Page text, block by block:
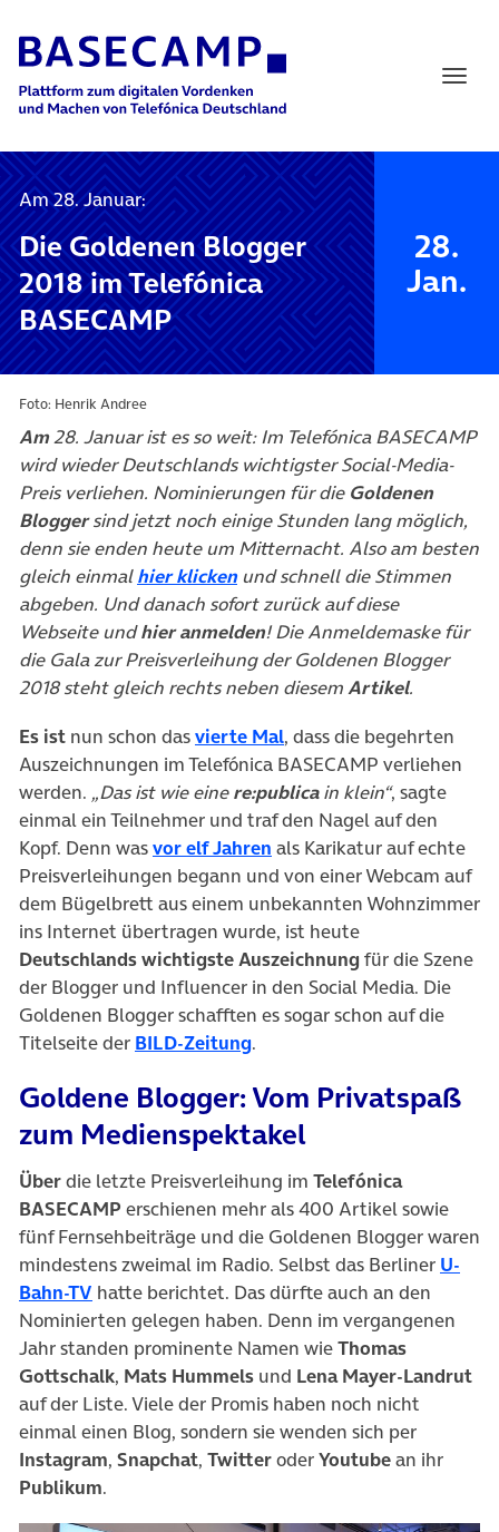
Main Navigation
Am 28. Januar:
Die Goldenen Blogger
2018 im Telefónica
BASECAMP
28.
Jan.
Foto: Henrik Andree
Am28. Januar ist es so weit: Im Telefónica BASECAMP
wird wieder Deutschlands wichtigster Social-Media-
Preis verliehen. Nominierungen für die Goldenen
Bloggersind jetzt noch einige Stunden lang möglich,
denn sie enden heute um Mitternacht. Also am besten
gleich einmalhier klicken(öffnet in neuem Tab)
und schnell die Stimmen
abgeben. Und danach sofort zurück auf diese
Webseite undhier anmelden! Die Anmeldemaske für
die Gala zur Preisverleihung der Goldenen Blogger
2018 steht gleich rechts neben diesemArtikel.
Es ist nun schon dasvierte Mal(öffnet in neuem Tab)
, dass die begehrten
Auszeichnungen im Telefónica BASECAMP verliehen
werden. „Das ist wie einere:publicain klein“, sagte
einmal ein Teilnehmer und traf den Nagel auf den
Kopf. Denn wasvor elf Jahren (öffnet in neuem Tab)
als Karikatur auf echte
Preisverleihungen begann und von einer Webcam auf
dem Bügelbrett aus einem unbekannten Wohnzimmer
ins Internet übertragen wurde, ist heute
Deutschlands wichtigste Auszeichnung für die Szene
der Blogger und Influencer in den Social Media. Die
Goldenen Blogger schafften es sogar schon auf die
Titelseite der BILD-Zeitung(öffnet in neuem Tab)
.
Goldene Blogger: Vom Privatspaß
zum Medienspektakel
Überdie letzte Preisverleihung im Telefónica
BASECAMP erschienen mehr als 400 Artikel sowie
fünf Fernsehbeiträge und die Goldenen Blogger waren
mindestens zweimal im Radio. Selbst das Berliner U-
Bahn-TV (öffnet in neuem Tab)
hatte berichtet. Das dürfte auch an den
Nominierten gelegen haben. Denn im vergangenen
Jahr standen prominente Namen wieThomas
Gottschalk, Mats Hummels und Lena Mayer-Landrut
auf der Liste. Viele der Promis haben noch nicht
einmal einen Blog, sondern sie wenden sich per
Instagram, Snapchat, TwitteroderYoutubean ihr
Publikum.